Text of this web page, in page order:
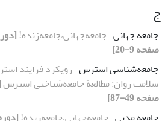
ج
جامعه جهانی جامعه‌جهانی،‌جامعه‌زنده!‌
صفحه 9-20]
جامعه‌شناسی استرس رویکرد فرایند
سلامت روان: مطالعة جامعه‌شناختی استرس
صفحه 49-87]
جامعه مدنی جامعه‌جهانی،‌جامعه‌زنده!‌